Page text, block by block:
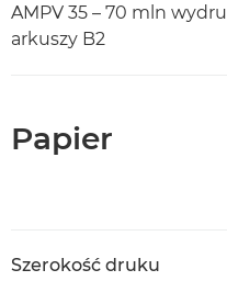
AMPV 35 – 70 mln
arkuszy B2
Papier
Szerokość druku